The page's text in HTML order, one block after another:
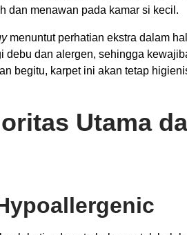
dan menawan pada kamar si kecil.
menuntut perhatian ekstra dalam
debu dan alergen, sehingga
begitu, karpet ini akan tetap
Utama